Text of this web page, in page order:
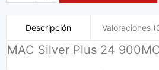
Descripción Valoraciones
MAC Silver Plus 24